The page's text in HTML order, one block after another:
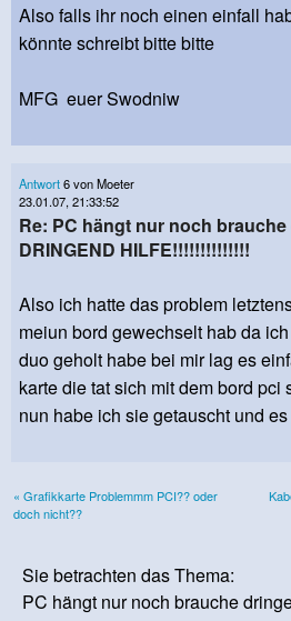
Also falls ihr noch einen einfall
könnte schreibt bitte bitte
MFG euer Swodniw
Antwort6 von Moeter
23.01.07, 21:33:52
Re: PC hängt nur noch
DRINGEND HILFE!!!!!!!!!!!!!!
Also ich hatte das problem
meiun bord gewechselt hab da
duo geholt habe bei mir lag es
karte die tat sich mit dem bord pci
nun habe ich sie getauscht und
« Grafikkarte Problemmm PCI?? oder
doch nicht??
Sie betrachten das Thema:
PC hängt nur noch brauche